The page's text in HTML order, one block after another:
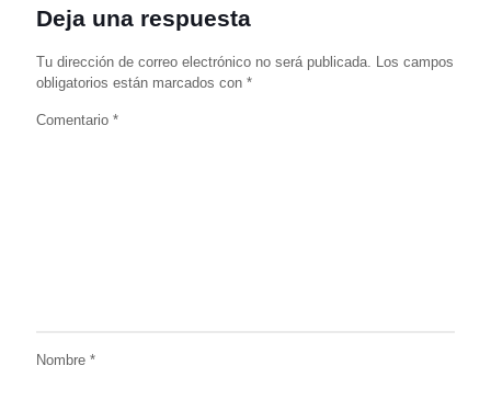
Deja una respuesta
Tu dirección de correo electrónico no será publicada. Los campos
obligatorios están marcados con *
Comentario *
Nombre *